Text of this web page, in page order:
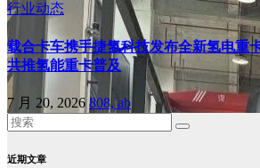
行业动态
载合卡车携手捷氢科技发布全新氢电重
共推氢能重卡普及
7 月 20, 2026808, ab
近期文章